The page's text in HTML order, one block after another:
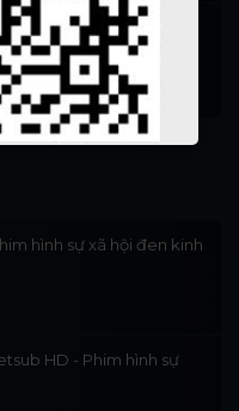
hình sự xã hội đen kinh
HD - Phim hình sự